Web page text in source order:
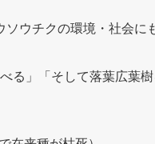
ソウチクの環境・社会に
る」「そして落葉広葉